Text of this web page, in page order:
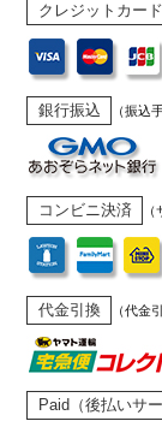
クレジットカー
銀行振込 （振込
コンビニ決済
代金引換 （代金
Paid（後払いサー